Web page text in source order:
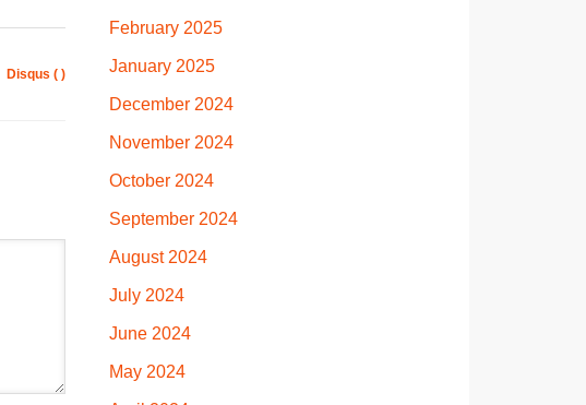
Disqus ( )
February 2025
January 2025
December 2024
November 2024
October 2024
September 2024
August 2024
July 2024
June 2024
May 2024